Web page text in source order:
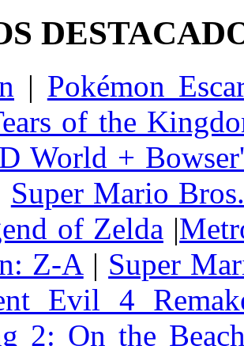
| Pokémon
of the
World +
Super Mario
of Zelda |
Z-A | Super
Evil 4
2: On the